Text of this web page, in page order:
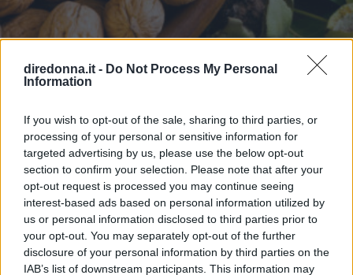
diredonna.it - Do Not Process My Personal
Information
If you wish to opt-out of the sale, sharing to third parties, or
processing of your personal or sensitive information for
targeted advertising by us, please use the below opt-out
section to confirm your selection. Please note that after your
opt-out request is processed you may continue seeing
interest-based ads based on personal information utilized by
us or personal information disclosed to third parties prior to
your opt-out. You may separately opt-out of the further
disclosure of your personal information by third parties on the
IAB’s list of downstream participants. This information may